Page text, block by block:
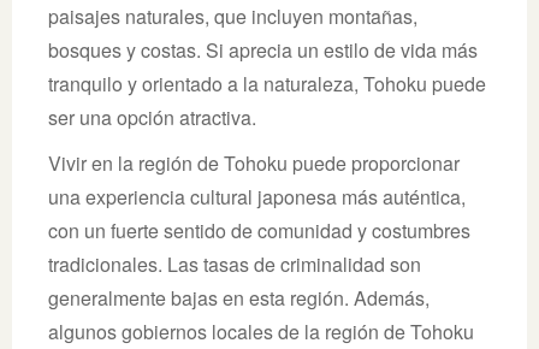
paisajes naturales, que incluyen montañas,
bosques y costas. Si aprecia un estilo de vida más
tranquilo y orientado a la naturaleza, Tohoku puede
ser una opción atractiva.
Vivir en la región de Tohoku puede proporcionar
una experiencia cultural japonesa más auténtica,
con un fuerte sentido de comunidad y costumbres
tradicionales. Las tasas de criminalidad son
generalmente bajas en esta región. Además,
algunos gobiernos locales de la región de Tohoku